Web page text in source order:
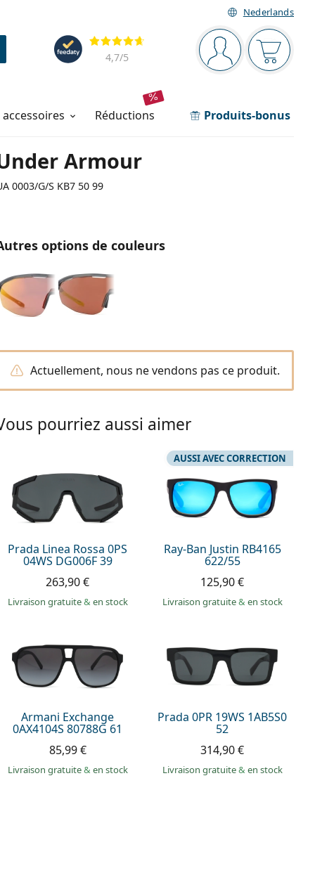
Nederlands
Barre de navigation
Vous êtesVotre
Évaluation
4,7/5
réductions Produits-bonus
Armour
0003/G/S KB7 50 99
options de couleurs
Actuellement, nous ne vendons pas ce produit.
pourriez aussi aimer
Prada Linea Rossa 0PS
04WS DG006F 39
263,90 €
Livraison gratuite& en stock
Ray-Ban Justin RB4165
622/55
AUSSI AVEC CORRECTION
125,90 €
Livraison gratuite& en stock
Armani Exchange
0AX4104S 80788G 61
85,99 €
Livraison gratuite& en stock
Prada 0PR 19WS 1AB5S0
52
314,90 €
Livraison gratuite& en stock